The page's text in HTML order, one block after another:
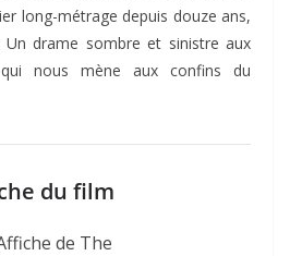
long-métrage depuis douze ans,
Un drame sombre et sinistre aux
nous mène aux confins du
du film